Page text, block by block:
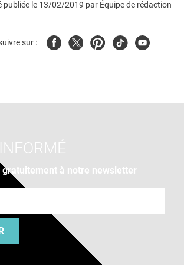
publiée le 13/02/2019 par Équipe de rédaction
sur : FacebookTwitterPinterest
TiktokYoutube
à notre newsletter